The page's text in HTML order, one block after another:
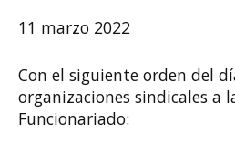
11 marzo 2022
Con el siguiente orden del
organizaciones sindicales a
Funcionariado: